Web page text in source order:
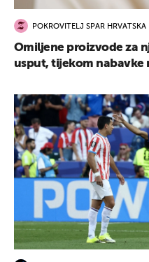
POKROVITELJ SPAR HRVATSKA
Omiljene proizvode za
usput, tijekom nabavke